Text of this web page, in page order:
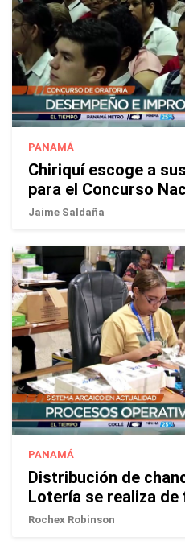
PANAMÁ
Chiriquí escoge a
para el Concurso
Jaime Saldaña
PANAMÁ
Distribución de
Lotería se realiza de
Rochex Robinson